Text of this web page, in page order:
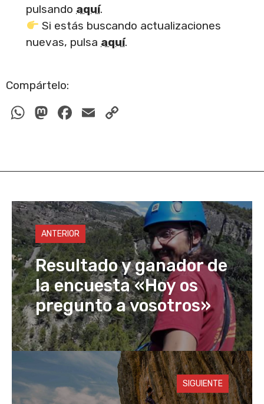
pulsando aquí.
Si estás buscando actualizaciones
nuevas, pulsa aquí.
Compártelo:
W
s
p
p
M
o
o
n
F
e
o
o
k
E
y
n
k
ANTERIOR
Resultado y ganador de
la encuesta «Hoy os
pregunto a vosotros»
SIGUIENTE